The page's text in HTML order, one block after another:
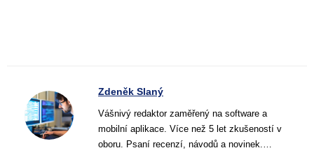
Zdeněk Slaný
Vášnivý redaktor zaměřený na software a
mobilní aplikace. Více než 5 let zkušeností v
oboru. Psaní recenzí, návodů a novinek.